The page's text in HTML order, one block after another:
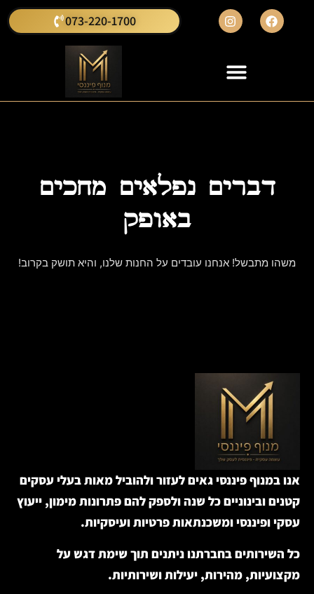
073-220-1700
דברים נפלאים מחכים
באופק
משהו מתבשל! אנחנו עובדים על החנות שלנו, והיא תושק בקרוב!
אנו במנוף פיננסי גאים לעזור ולהוביל מאות בעלי עסקים
קטנים ובינוניים כל שנה ולספק להם פתרונות מימון, ייעוץ
עסקי ופיננסי ומשכנתאות פרטיות ועיסקיות.
כל השירותים בחברתנו ניתנים תוך שימת דגש על
מקצועיות, מהירות, יעילות ושירותיות.